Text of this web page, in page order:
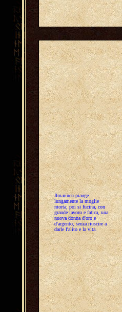
Ilmarinen piange
lungamente la moglie
morta; poi si fucina, con
grande lavoro e fatica, una
nuova donna d'oro e
d'argento, senza riuscire a
darle l'alito e la vita.